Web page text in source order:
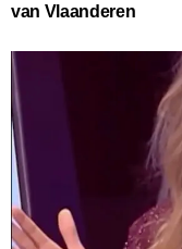
van Vlaanderen